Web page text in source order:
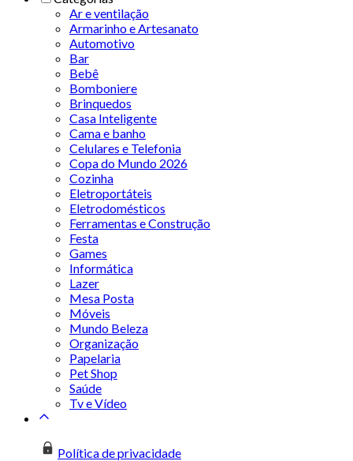
Ar e ventilação
Armarinho e Artesanato
Automotivo
Bar
Bebê
Bomboniere
Brinquedos
Casa Inteligente
Cama e banho
Celulares e Telefonia
Copa do Mundo 2026
Cozinha
Eletroportáteis
Eletrodomésticos
Ferramentas e Construção
Festa
Games
Informática
Lazer
Mesa Posta
Móveis
Mundo Beleza
Organização
Papelaria
Pet Shop
Saúde
Tv e Vídeo
Política de privacidade